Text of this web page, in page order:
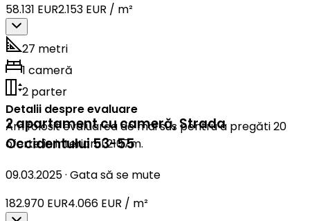
58.131 EUR2.153 EUR / m²
27 metri
1 cameră
2 parter
Detalii despre evaluare
Am folosit evaluarea de mai sus pentru a pregăti 20
oferte în interiorul 2107m.
2 apartament cu cameră,Strada
Occidentului 53-55
09.03.2025· Gata să se mute
182.970 EUR4.066 EUR / m²